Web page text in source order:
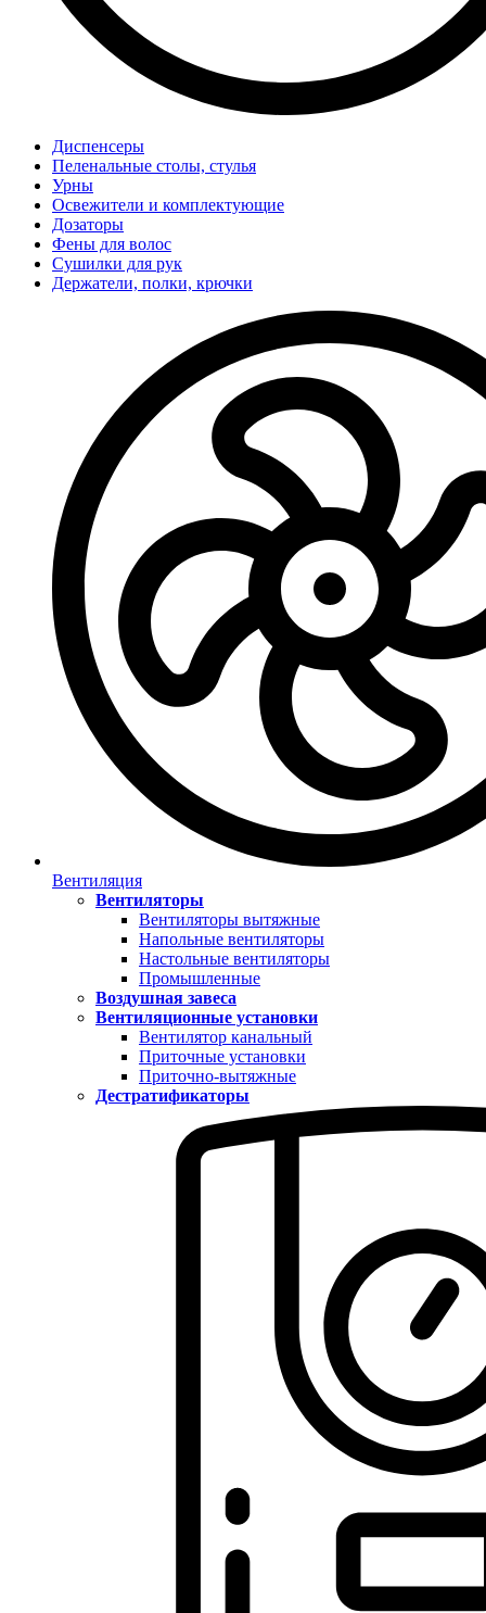
Диспенсеры
Пеленальные столы, стулья
Урны
Освежители и комплектующие
Дозаторы
Фены для волос
Сушилки для рук
Держатели, полки, крючки
Вентиляция
Вентиляторы
Вентиляторы вытяжные
Напольные вентиляторы
Настольные вентиляторы
Промышленные
Воздушная завеса
Вентиляционные установки
Вентилятор канальный
Приточные установки
Приточно-вытяжные
Дестратификаторы